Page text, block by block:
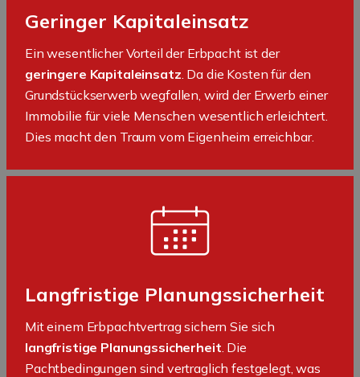
Geringer Kapitaleinsatz
Ein wesentlicher Vorteil der Erbpacht ist der
geringere Kapitaleinsatz . Da die Kosten für den
Grundstückserwerb wegfallen, wird der Erwerb einer
Immobilie für viele Menschen wesentlich erleichtert.
Dies macht den Traum vom Eigenheim erreichbar.
Langfristige Planungssicherheit
Mit einem Erbpachtvertrag sichern Sie sich
langfristige Planungssicherheit . Die
Pachtbedingungen sind vertraglich festgelegt, was